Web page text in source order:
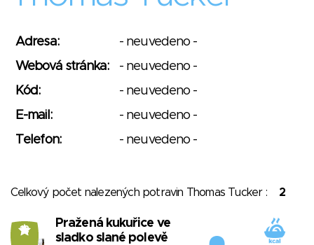
Adresa:
- neuvedeno -
Webová stránka:
- neuvedeno -
Kód:
- neuvedeno -
E-mail:
- neuvedeno -
Telefon:
- neuvedeno -
Celkový počet nalezených potravin Thomas Tucker : 2
12
Pražená kukuřice ve
sladko slané polevě